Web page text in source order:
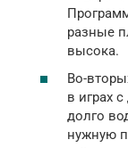
разные
высока.
Во-
в играх
долго
нужную